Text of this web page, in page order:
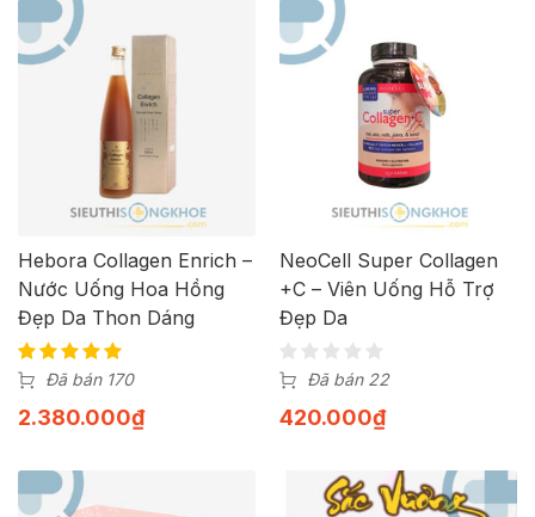
Hebora Collagen Enrich –
Nước Uống Hoa Hồng
Đẹp Da Thon Dáng
Đã bán 170
2.380.000₫
NeoCell Super Collagen
+C – Viên Uống Hỗ Trợ
Đẹp Da
Đã bán 22
420.000₫